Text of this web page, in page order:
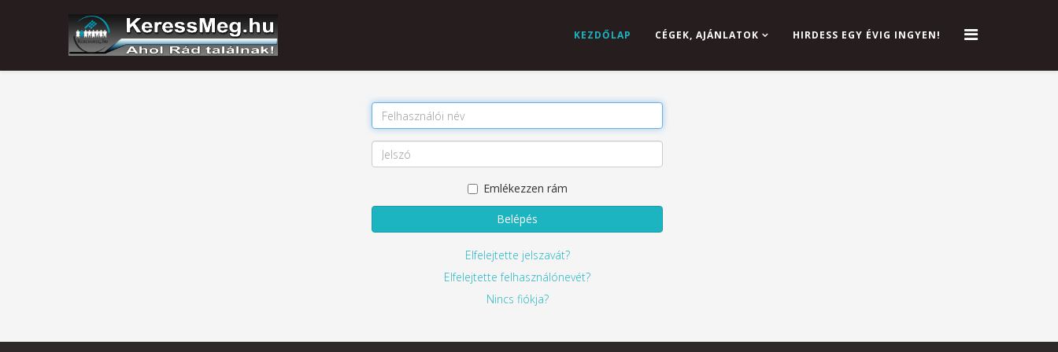
KEZDŐLAP CÉGEK, AJÁNLATOK HIRDESS EGY ÉVIG INGYEN!
Emlékezzen rám
Belépés
Elfelejtette jelszavát?
Elfelejtette felhasználónevét?
Nincs fiókja?